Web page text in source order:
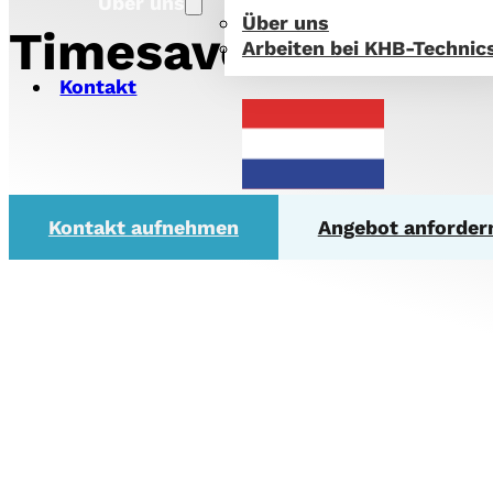
Über uns
Arbeiten bei KHB-
Kontakt
Timesavers 12RB
Kontakt aufnehmen Angebot